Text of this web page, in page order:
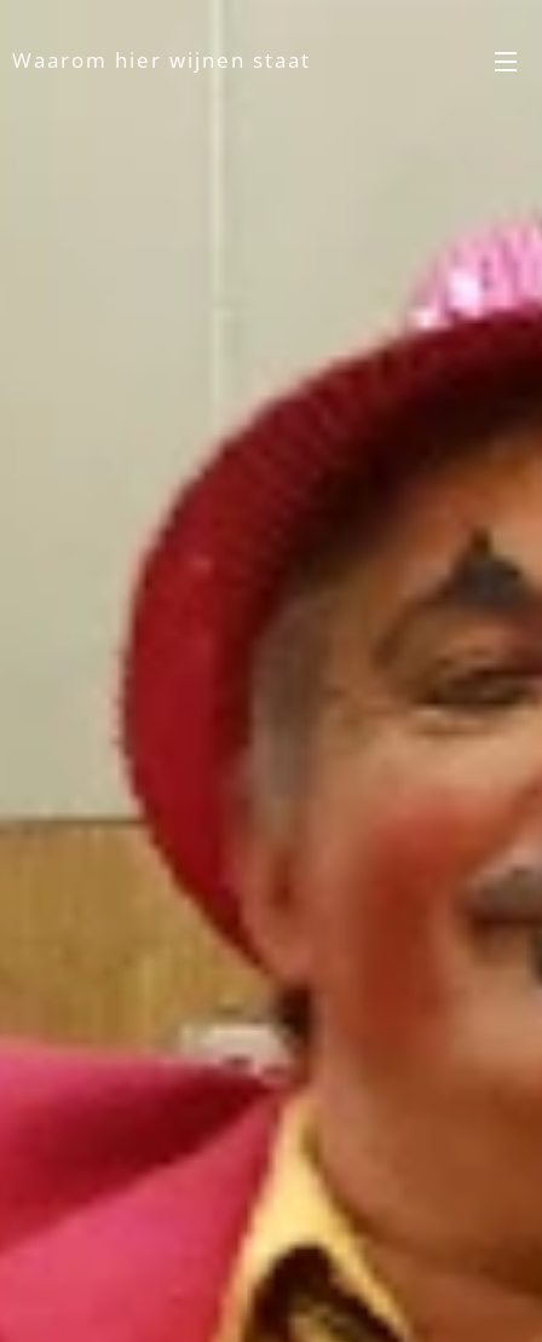
Waarom hier wijnen staat